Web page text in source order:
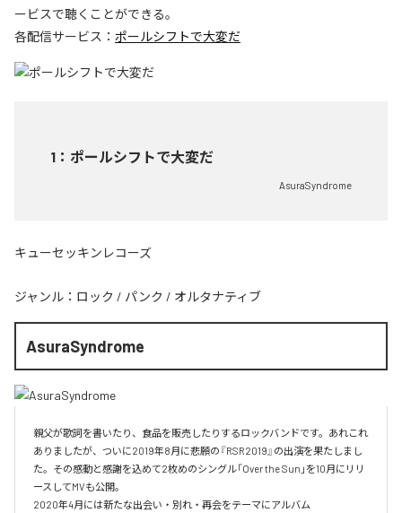
ービスで聴くことができる。
各配信サービス： ポールシフトで大変だ
1 ： ポールシフトで大変だ
AsuraSyndrome
キューセッキンレコーズ
ジャンル： ロック / パンク / オルタナティブ
AsuraSyndrome
親父が歌詞を書いたり、食品を販売したりするロックバンドです。あれこれ
ありましたが、ついに2019年8月に悲願の『RSR2019』の出演を果たしまし
た。その感動と感謝を込めて2枚めのシングル「Over the Sun」を10月にリリ
ースしてMVも公開。
2020年4月には新たな出会い・別れ・再会をテーマにアルバム